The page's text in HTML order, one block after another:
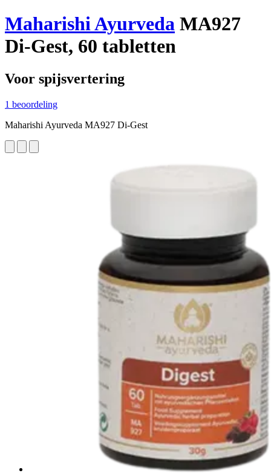
Maharishi Ayurveda MA927
Di-Gest, 60 tabletten
Voor spijsvertering
1 beoordeling
Maharishi Ayurveda MA927 Di-Gest